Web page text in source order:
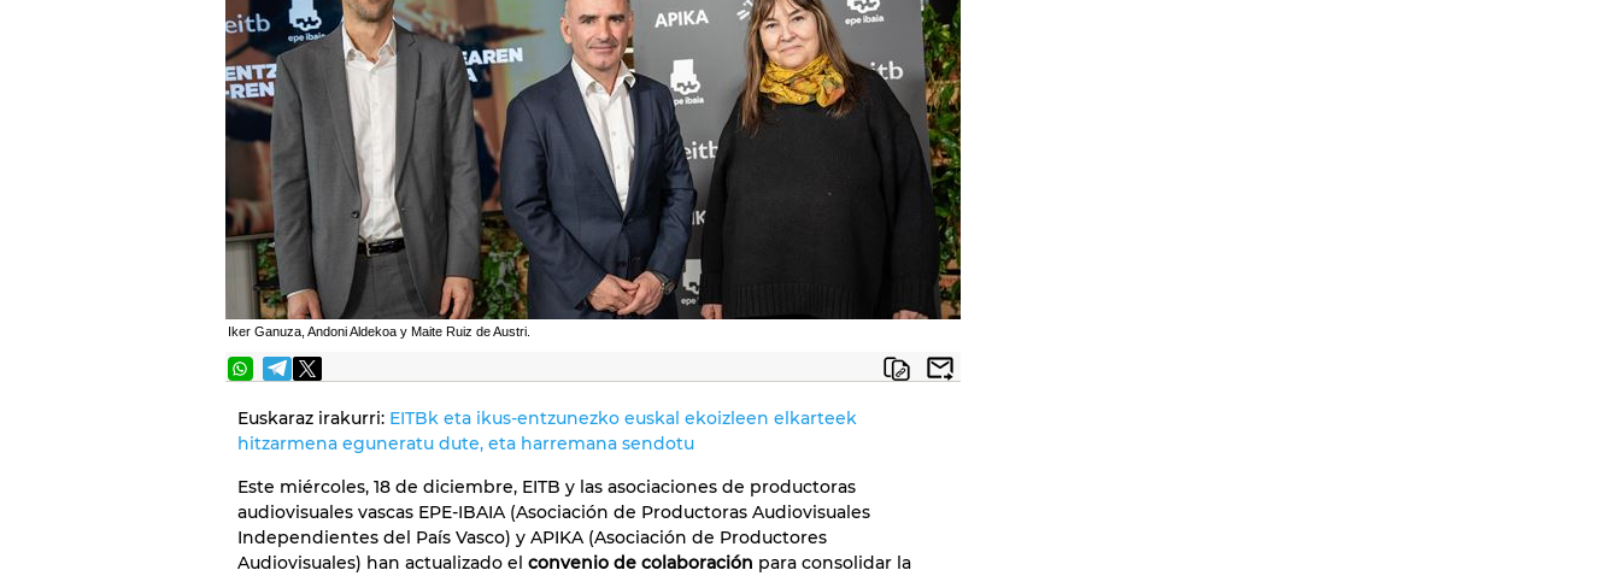
Iker Ganuza, Andoni Aldekoa y Maite Ruiz de Austri.
Euskaraz irakurri: EITBk eta ikus-entzunezko euskal ekoizleen elkarteek
hitzarmena eguneratu dute, eta harremana sendotu
Este miércoles, 18 de diciembre, EITB y las asociaciones de productoras
audiovisuales vascas EPE-IBAIA (Asociación de Productoras Audiovisuales
Independientes del País Vasco) y APIKA (Asociación de Productores
Audiovisuales) han actualizado el convenio de colaboración para consolidar la